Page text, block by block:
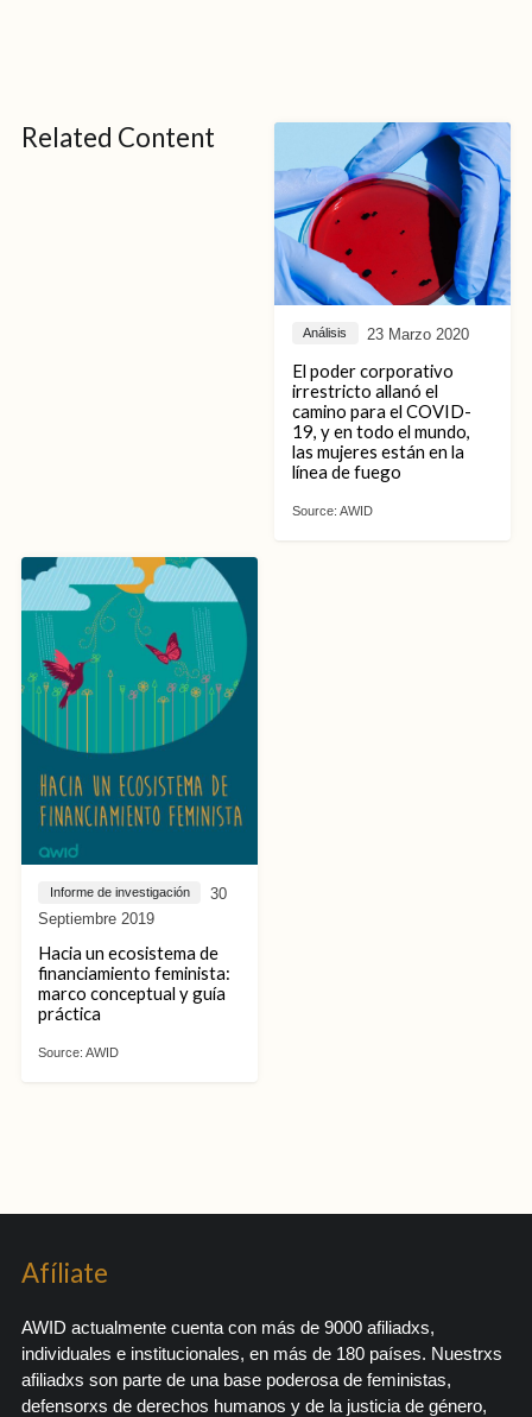
Related Content
Análisis 23 Marzo 2020
El poder corporativo
irrestricto allanó el
camino para el COVID-
19, y en todo el mundo,
las mujeres están en la
línea de fuego
Source: AWID
Informe de investigación
30
Septiembre 2019
Hacia un ecosistema de
financiamiento feminista:
marco conceptual y guía
práctica
Source: AWID
Afíliate
AWID actualmente cuenta con más de 9000 afiliadxs,
individuales e institucionales, en más de 180 países. Nuestrxs
afiliadxs son parte de una base poderosa de feministas,
defensorxs de derechos humanos y de la justicia de género,